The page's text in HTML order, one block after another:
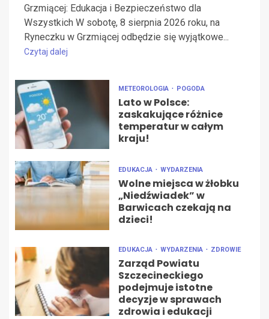
Grzmiącej: Edukacja i Bezpieczeństwo dla
Wszystkich W sobotę, 8 sierpnia 2026 roku, na
Ryneczku w Grzmiącej odbędzie się wyjątkowe...
Czytaj dalej
METEOROLOGIA POGODA
Lato w Polsce:
zaskakujące różnice
temperatur w całym
kraju!
EDUKACJA WYDARZENIA
Wolne miejsca w żłobku
„Niedźwiadek” w
Barwicach czekają na
dzieci!
EDUKACJA WYDARZENIA ZDROWIE
Zarząd Powiatu
Szczecineckiego
podejmuje istotne
decyzje w sprawach
zdrowia i edukacji